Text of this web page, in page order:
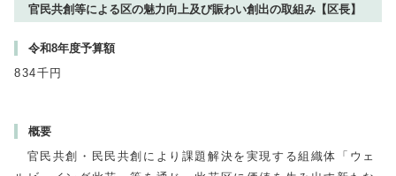
官民共創等による区の魅力向上及び賑わい創出の取組み【区長】
令和8年度予算額
834千円
概要
官民共創・民民共創により課題解決を実現する組織体「ウェ